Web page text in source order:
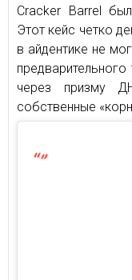
Cracker Barrel
Этот кейс четко
в айдентике не
через призму
собственные